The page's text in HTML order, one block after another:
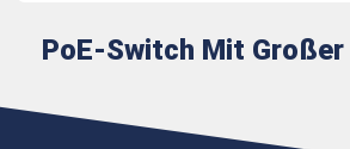
PoE-Switch Mit